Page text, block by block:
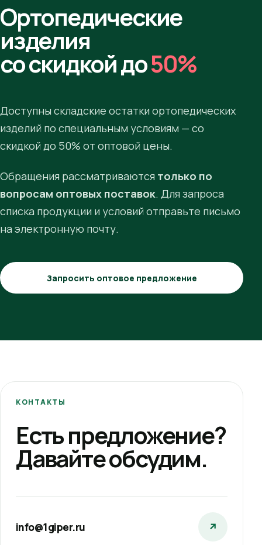
Ортопедические
изделия
со скидкой до50%
Доступны складские остатки ортопедических
изделий по специальным условиям — со
скидкой до 50% от оптовой цены.
Обращения рассматриваются только по
вопросам оптовых поставок. Для запроса
списка продукции и условий отправьте письмо
на электронную почту.
Запросить оптовое предложение
КОНТАКТЫ
Есть предложение?
Давайте обсудим.
info@1giper.ru ↗